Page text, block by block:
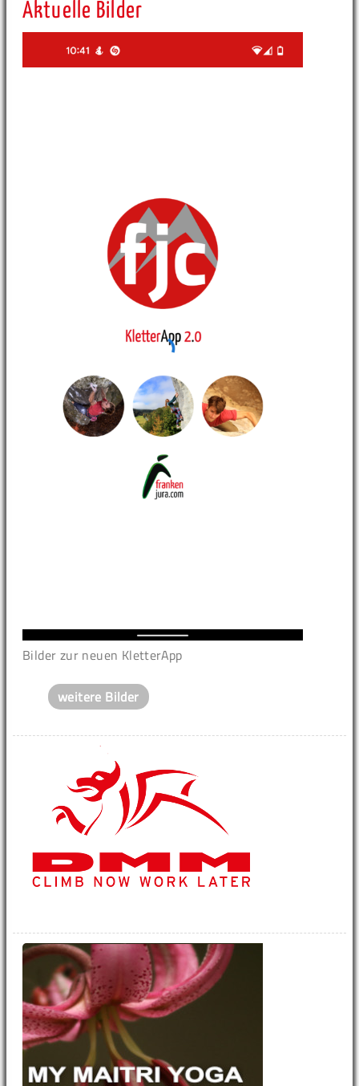
Aktuelle Bilder
Bilder zur neuen KletterApp
weitere Bilder